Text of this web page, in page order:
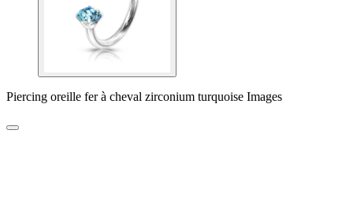
Piercing oreille fer à cheval zirconium turquoise Images